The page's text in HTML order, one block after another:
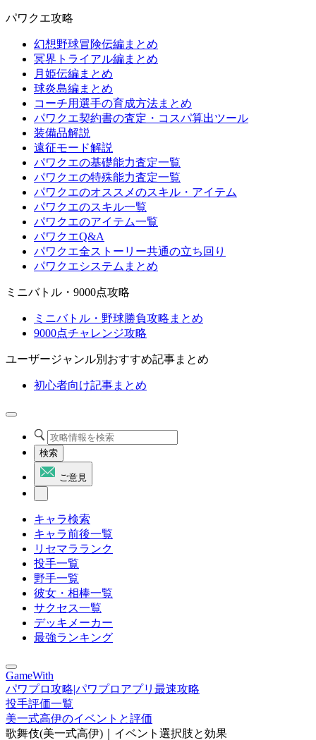
パワクエ攻略
幻想野球冒険伝編まとめ
冥界トライアル編まとめ
月姫伝編まとめ
球炎島編まとめ
コーチ用選手の育成方法まとめ
パワクエ契約書の査定・コスパ算出ツール
装備品解説
遠征モード解説
パワクエの基礎能力査定一覧
パワクエの特殊能力査定一覧
パワクエのオススメのスキル・アイテム
パワクエのスキル一覧
パワクエのアイテム一覧
パワクエQ&A
パワクエ全ストーリー共通の立ち回り
パワクエシステムまとめ
ミニバトル・9000点攻略
ミニバトル・野球勝負攻略まとめ
9000点チャレンジ攻略
ユーザージャンル別おすすめ記事まとめ
初心者向け記事まとめ
検索
ご意見
キャラ検索
キャラ前後一覧
リセマラランク
投手一覧
野手一覧
彼女・相棒一覧
サクセス一覧
デッキメーカー
最強ランキング
GameWith
パワプロ攻略|パワプロアプリ最速攻略
投手評価一覧
美一式高伊のイベントと評価
歌舞伎(美一式高伊)｜イベント選択肢と効果